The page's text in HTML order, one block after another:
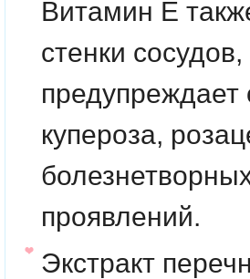
Витамин Е
стенки сосудов,
предупреждает
купероза,
проявлений.
Экстракт